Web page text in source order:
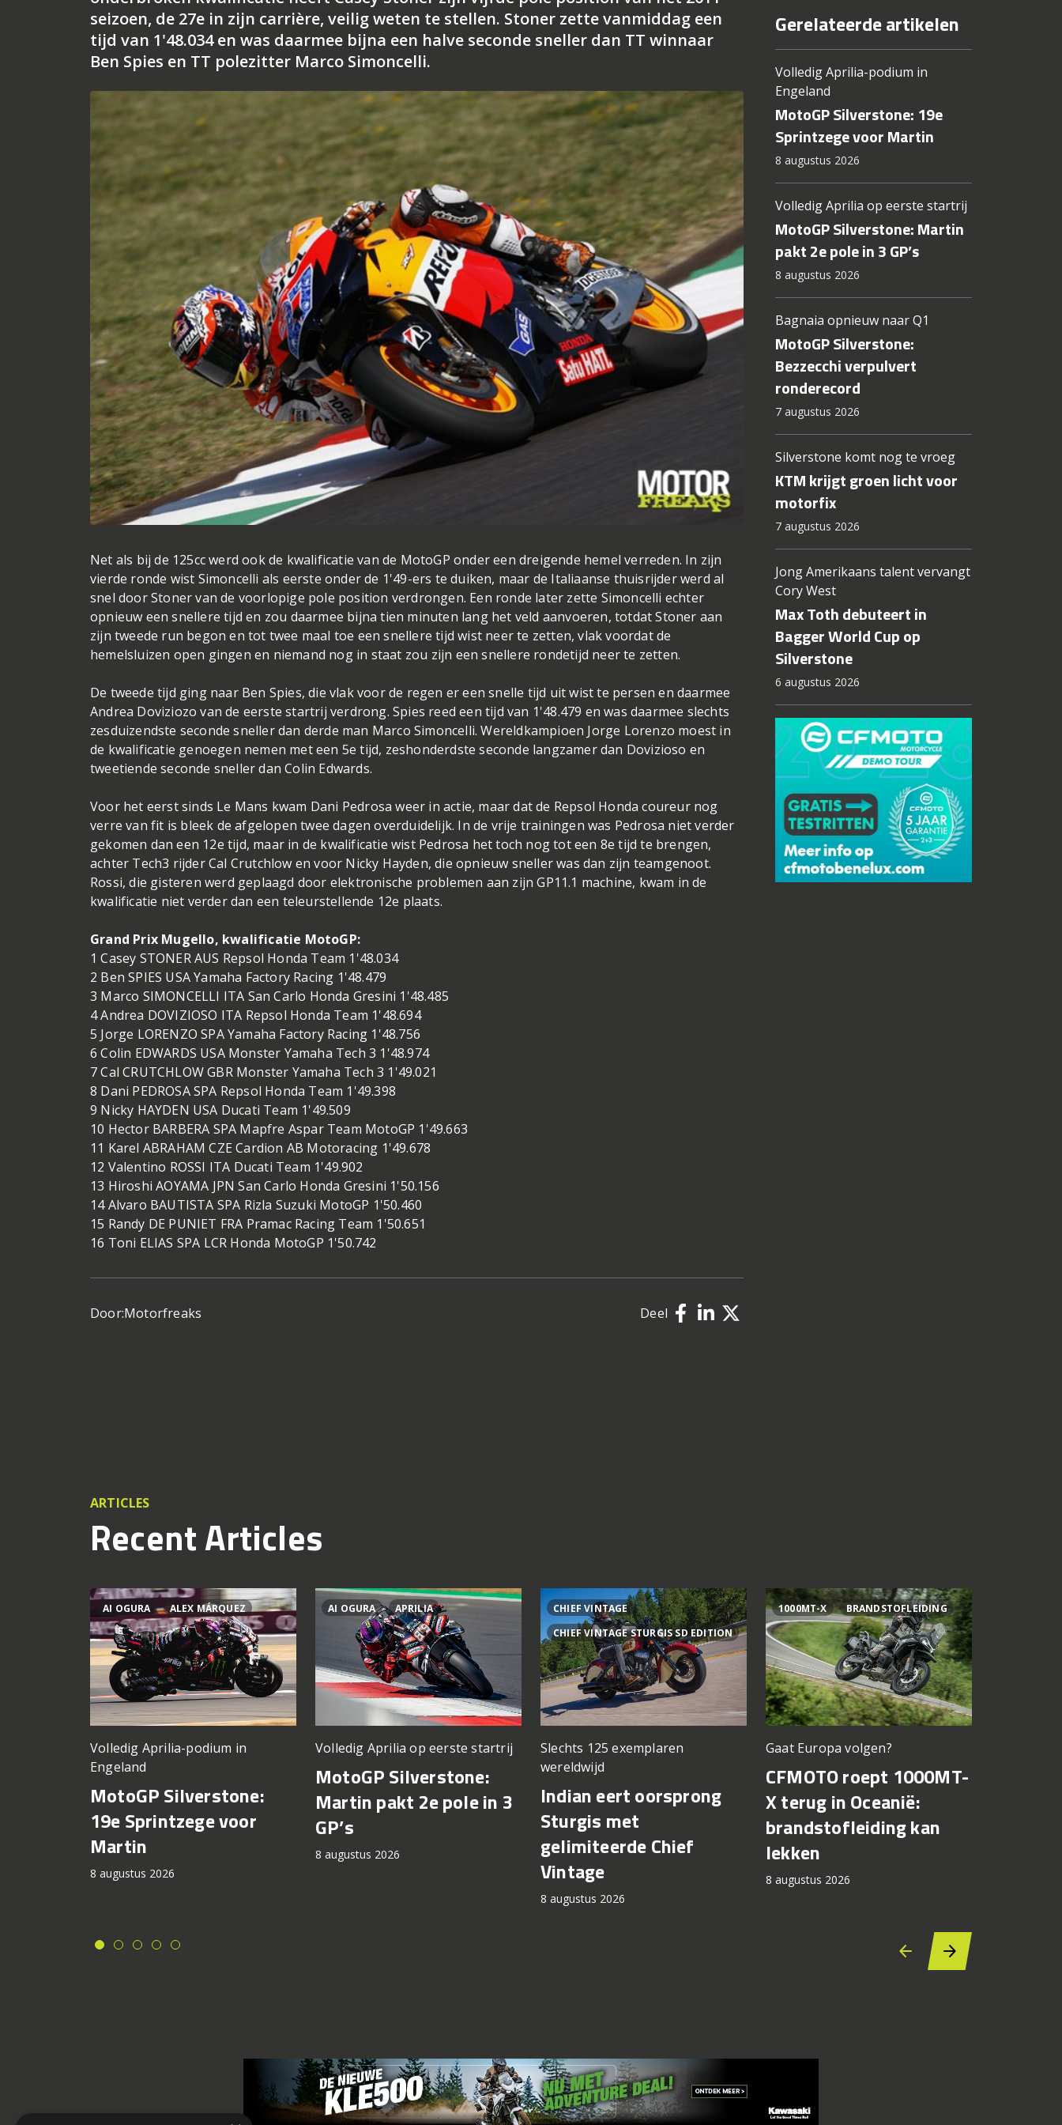
seizoen, de 27e in zijn carrière, veilig weten te stellen. Stoner zette vanmiddag een
tijd van 1'48.034 en was daarmee bijna een halve seconde sneller dan TT winnaar
Ben Spies en TT polezitter Marco Simoncelli.
Net als bij de 125cc werd ook de kwalificatie van de MotoGP onder een dreigende hemel verreden. In zijn
vierde ronde wist Simoncelli als eerste onder de 1'49-ers te duiken, maar de Italiaanse thuisrijder werd al
snel door Stoner van de voorlopige pole position verdrongen. Een ronde later zette Simoncelli echter
opnieuw een snellere tijd en zou daarmee bijna tien minuten lang het veld aanvoeren, totdat Stoner aan
zijn tweede run begon en tot twee maal toe een snellere tijd wist neer te zetten, vlak voordat de
hemelsluizen open gingen en niemand nog in staat zou zijn een snellere rondetijd neer te zetten.
De tweede tijd ging naar Ben Spies, die vlak voor de regen er een snelle tijd uit wist te persen en daarmee
Andrea Doviziozo van de eerste startrij verdrong. Spies reed een tijd van 1'48.479 en was daarmee slechts
zesduizendste seconde sneller dan derde man Marco Simoncelli. Wereldkampioen Jorge Lorenzo moest in
de kwalificatie genoegen nemen met een 5e tijd, zeshonderdste seconde langzamer dan Dovizioso en
tweetiende seconde sneller dan Colin Edwards.
Voor het eerst sinds Le Mans kwam Dani Pedrosa weer in actie, maar dat de Repsol Honda coureur nog
verre van fit is bleek de afgelopen twee dagen overduidelijk. In de vrije trainingen was Pedrosa niet verder
gekomen dan een 12e tijd, maar in de kwalificatie wist Pedrosa het toch nog tot een 8e tijd te brengen,
achter Tech3 rijder Cal Crutchlow en voor Nicky Hayden, die opnieuw sneller was dan zijn teamgenoot.
Rossi, die gisteren werd geplaagd door elektronische problemen aan zijn GP11.1 machine, kwam in de
kwalificatie niet verder dan een teleurstellende 12e plaats.
Grand Prix Mugello, kwalificatie MotoGP:
1 Casey STONER AUS Repsol Honda Team 1'48.034
2 Ben SPIES USA Yamaha Factory Racing 1'48.479
3 Marco SIMONCELLI ITA San Carlo Honda Gresini 1'48.485
4 Andrea DOVIZIOSO ITA Repsol Honda Team 1'48.694
5 Jorge LORENZO SPA Yamaha Factory Racing 1'48.756
6 Colin EDWARDS USA Monster Yamaha Tech 3 1'48.974
7 Cal CRUTCHLOW GBR Monster Yamaha Tech 3 1'49.021
8 Dani PEDROSA SPA Repsol Honda Team 1'49.398
9 Nicky HAYDEN USA Ducati Team 1'49.509
10 Hector BARBERA SPA Mapfre Aspar Team MotoGP 1'49.663
11 Karel ABRAHAM CZE Cardion AB Motoracing 1'49.678
12 Valentino ROSSI ITA Ducati Team 1'49.902
13 Hiroshi AOYAMA JPN San Carlo Honda Gresini 1'50.156
14 Alvaro BAUTISTA SPA Rizla Suzuki MotoGP 1'50.460
15 Randy DE PUNIET FRA Pramac Racing Team 1'50.651
16 Toni ELIAS SPA LCR Honda MotoGP 1'50.742
Door:Motorfreaks Deel
Gerelateerde artikelen
Volledig Aprilia-podium in
Engeland
MotoGP Silverstone: 19e
Sprintzege voor Martin
8 augustus 2026
Volledig Aprilia op eerste startrij
MotoGP Silverstone: Martin
pakt 2e pole in 3 GP’s
8 augustus 2026
Bagnaia opnieuw naar Q1
MotoGP Silverstone:
Bezzecchi verpulvert
ronderecord
7 augustus 2026
Silverstone komt nog te vroeg
KTM krijgt groen licht voor
motorfix
7 augustus 2026
Jong Amerikaans talent vervangt
Cory West
Max Toth debuteert in
Bagger World Cup op
Silverstone
6 augustus 2026
ARTICLES
Recent Articles
AI OGURA ALEX MÁRQUEZ
Volledig Aprilia-podium in
Engeland
MotoGP Silverstone:
19e Sprintzege voor
Martin
8 augustus 2026
AI OGURA APRILIA
Volledig Aprilia op eerste startrij
MotoGP Silverstone:
Martin pakt 2e pole in 3
GP’s
8 augustus 2026
CHIEF VINTAGE
CHIEF VINTAGE STURGIS SD EDITION
Slechts 125 exemplaren
wereldwijd
Indian eert oorsprong
Sturgis met
gelimiteerde Chief
Vintage
8 augustus 2026
1000MT-X BRANDSTOFLEIDING
Gaat Europa volgen?
CFMOTO roept 1000MT-
X terug in Oceanië:
brandstofleiding kan
lekken
8 augustus 2026